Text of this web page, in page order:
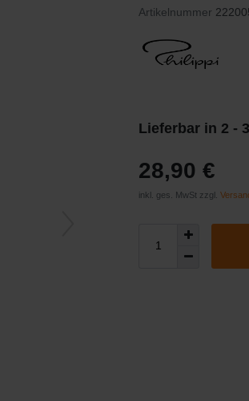
Artikelnummer
Lieferbar in 2 -
28,90 €
inkl. ges. MwSt zzgl.